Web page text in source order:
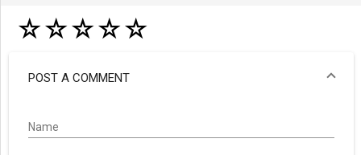
☆☆☆☆☆
POST A COMMENT
Name